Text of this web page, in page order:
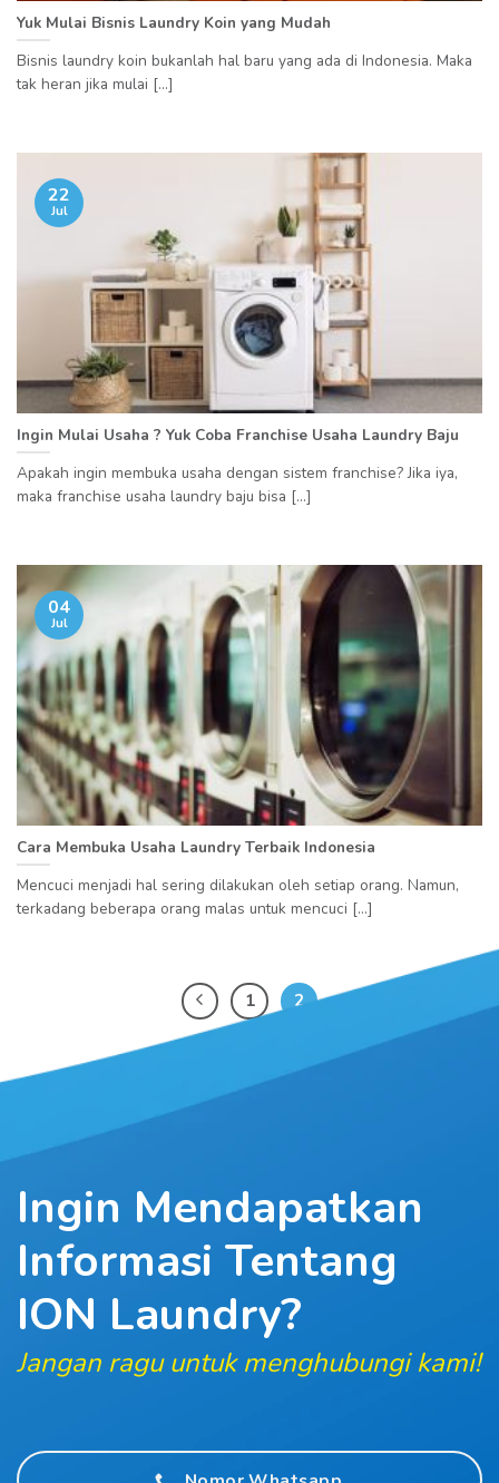
Yuk Mulai Bisnis Laundry Koin yang Mudah
Bisnis laundry koin bukanlah hal baru yang ada di Indonesia. Maka
tak heran jika mulai [...]
Ingin Mulai Usaha ? Yuk Coba Franchise Usaha Laundry Baju
Apakah ingin membuka usaha dengan sistem franchise? Jika iya,
maka franchise usaha laundry baju bisa [...]
22
Jul
Cara Membuka Usaha Laundry Terbaik Indonesia
Mencuci menjadi hal sering dilakukan oleh setiap orang. Namun,
terkadang beberapa orang malas untuk mencuci [...]
04
Jul
1 2
Ingin Mendapatkan
Informasi Tentang
ION Laundry?
Jangan ragu untuk menghubungi kami!